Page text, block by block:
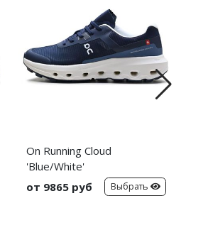
On Running Cloud
'Blue/White'
от 9865 руб
Выбрать